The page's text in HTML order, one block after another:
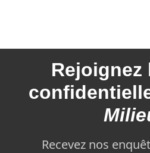
Rejoignez
Recevez nos